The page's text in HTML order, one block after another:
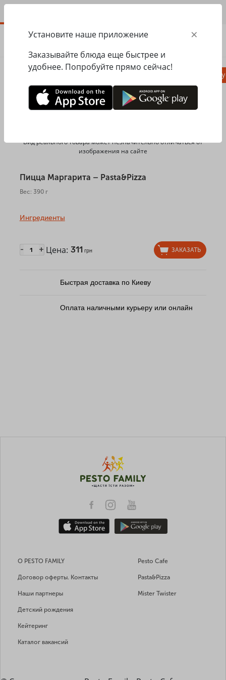
Салаты,
Pasta&Pizza Пицца Пицца Маргарита
Вид реального товара может незначительно отличаться от
изображения на сайте
Пицца Маргарита – Pasta&Pizza
Вес: 390 г
Ингредиенты
- + Цена: 311 грн ЗАКАЗАТЬ
Быстрая доставка по Киеву
Оплата наличными курьеру или онлайн
О PESTO FAMILY
Договор оферты. Контакты
Наши партнеры
Детский рождения
Кейтеринг
Каталог вакансий
Pesto Cafe
Pasta&Pizza
Mister Twister
Установите наше приложение ×
Заказывайте блюда еще быстрее и
удобнее. Попробуйте прямо сейчас!